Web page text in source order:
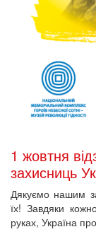
1 жовтня
захисниць
Дякуємо нашим
їх! Завдяки
руках, Україна